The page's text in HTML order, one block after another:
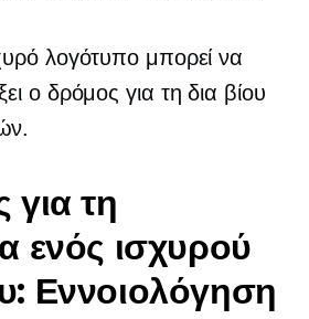
λογότυπο μπορεί να
ο δρόμος για τη δια βίου
για τη
ενός ισχυρού
Εννοιολόγηση